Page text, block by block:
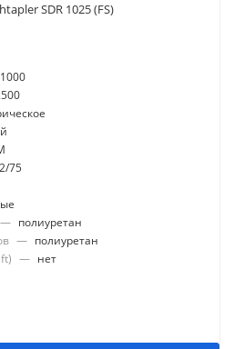
SDR 1025 (FS)
1000
75
— полиуретан
— полиуретан
— нет